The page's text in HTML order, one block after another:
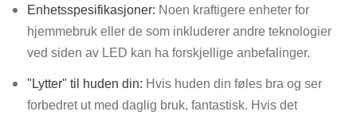
Enhetsspesifikasjoner: Noen kraftigere enheter for
hjemmebruk eller de som inkluderer andre teknologier
ved siden av LED kan ha forskjellige anbefalinger.
"Lytter" til huden din: Hvis huden din føles bra og ser
forbedret ut med daglig bruk, fantastisk. Hvis det